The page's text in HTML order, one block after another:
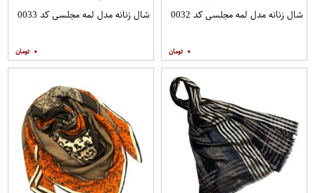
شال زنانه مدل لمه مجلسی کد 0032
۰
شال زنانه مدل لمه مجلسی کد 0033
۰